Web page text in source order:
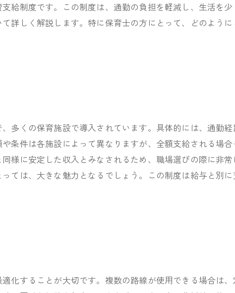
給制度です。この制度は、通勤の負担を軽減し、生活を
詳しく解説します。特に保育士の方にとって、どのよう
多くの保育施設で導入されています。具体的には、通勤
条件は各施設によって異なりますが、全額支給される場
様に安定した収入とみなされるため、職場選びの際に非常
ては、大きな魅力となるでしょう。この制度は給与と別
化することが大切です。複数の路線が使用できる場合は